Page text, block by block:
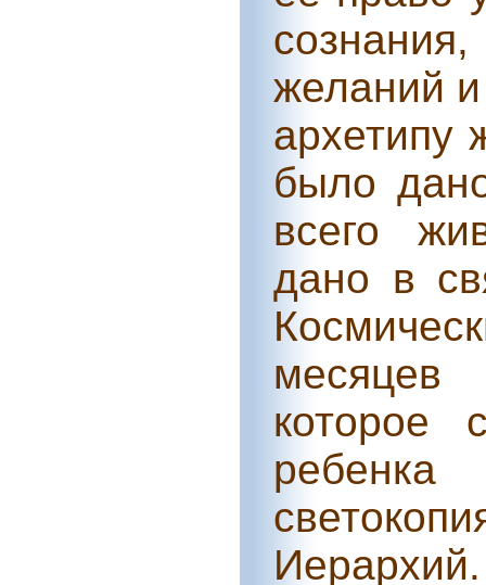
желаний
архетипу
было
всего
дано в
которое